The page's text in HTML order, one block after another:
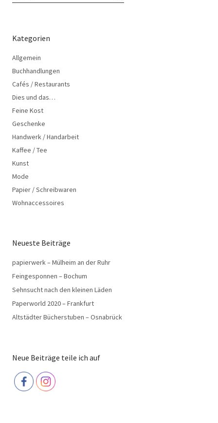
Kategorien
Allgemein
Buchhandlungen
Cafés / Restaurants
Dies und das…
Feine Kost
Geschenke
Handwerk / Handarbeit
Kaffee / Tee
Kunst
Mode
Papier / Schreibwaren
Wohnaccessoires
Neueste Beiträge
papierwerk – Mülheim an der Ruhr
Feingesponnen – Bochum
Sehnsucht nach den kleinen Läden
Paperworld 2020 – Frankfurt
Altstädter Bücherstuben – Osnabrück
Neue Beiträge teile ich auf